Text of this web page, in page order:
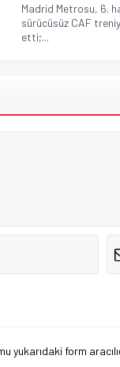
Madrid Metrosu, 6.
sürücüsüz CAF
etti;...
yukarıdaki form